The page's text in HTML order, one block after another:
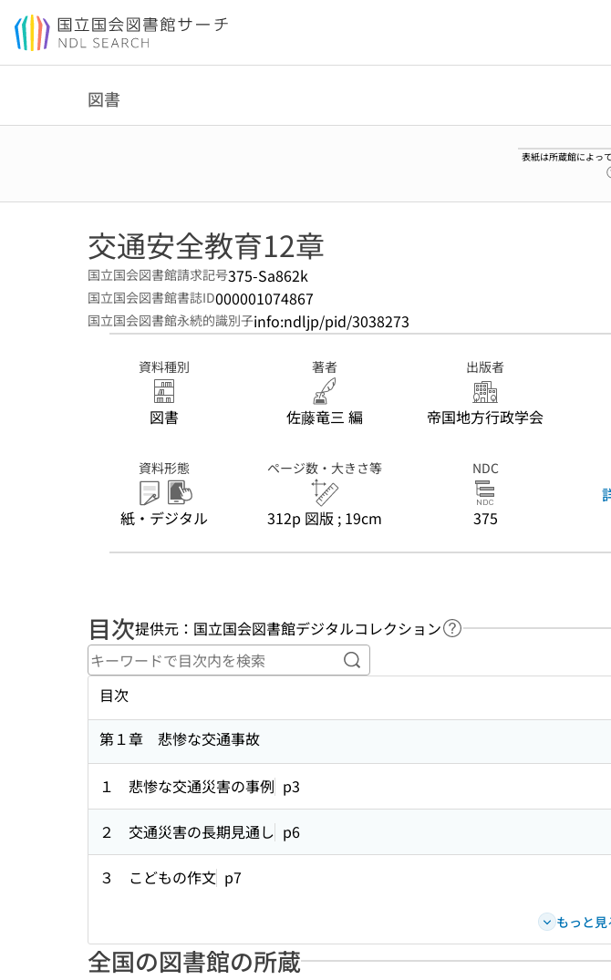
本文へ移動
図書
表紙は所蔵館によっ
交通安全教育12章
国立国会図書館請求記号375-Sa862k
国立国会図書館書誌ID000001074867
国立国会図書館永続的識別子info:ndljp/pid/3038273
資料種別
図書
著者
佐藤竜三 編
出版者
帝国地方行政学会
資料形態
紙・デジタル
ページ数・大きさ等
312p 図版 ; 19cm
NDC
375
目次提供元：国立国会図書館デジタルコレクション ヘルプページへのリンク
キーワードで目次内を検索
目次
第１章 悲惨な交通事故
１ 悲惨な交通災害の事例 p3
２ 交通災害の長期見通し p6
３ こどもの作文 p7
もっと見
全国の図書館の所蔵